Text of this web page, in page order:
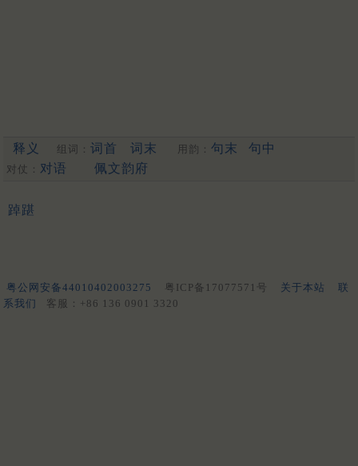
释义 组词： 词首 词末 用韵： 句末 句中
对仗： 对语 佩文韵府
踔踸
粤公网安备44010402003275 粤ICP备17077571号 关于本站
联
系我们
客服：+86 136 0901 3320